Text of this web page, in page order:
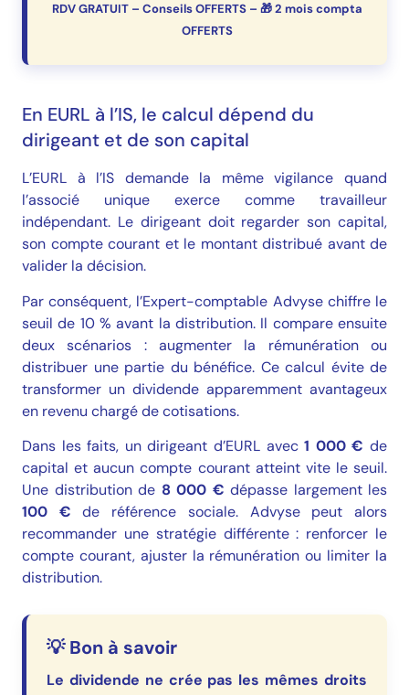
RDV GRATUIT – Conseils OFFERTS – 🎁 2 mois compta
OFFERTS
En EURL à l’IS, le calcul dépend du
dirigeant et de son capital
L’EURL à l’IS demande la même vigilance quand
l’associé unique exerce comme travailleur
indépendant. Le dirigeant doit regarder son capital,
son compte courant et le montant distribué avant de
valider la décision.
Par conséquent, l’Expert-comptable Advyse chiffre le
seuil de 10 % avant la distribution. Il compare ensuite
deux scénarios : augmenter la rémunération ou
distribuer une partie du bénéfice. Ce calcul évite de
transformer un dividende apparemment avantageux
en revenu chargé de cotisations.
Dans les faits, un dirigeant d’EURL avec1 000 € de
capital et aucun compte courant atteint vite le seuil.
Une distribution de 8 000 € dépasse largement les
100 € de référence sociale. Advyse peut alors
recommander une stratégie différente : renforcer le
compte courant, ajuster la rémunération ou limiter la
distribution.
💡 Bon à savoir
Le dividende ne crée pas les mêmes droits